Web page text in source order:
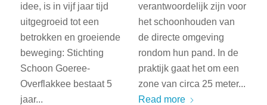
idee, is in vijf jaar tijd
uitgegroeid tot een
betrokken en groeiende
beweging: Stichting
Schoon Goeree-
Overflakkee bestaat 5
jaar...
verantwoordelijk zijn voor
het schoonhouden van
de directe omgeving
rondom hun pand. In de
praktijk gaat het om een
zone van circa 25 meter...
Read more